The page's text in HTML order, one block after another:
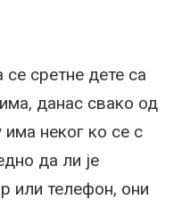
се сретне дете са
данас свако од
неког ко се с
да ли је
или телефон, они